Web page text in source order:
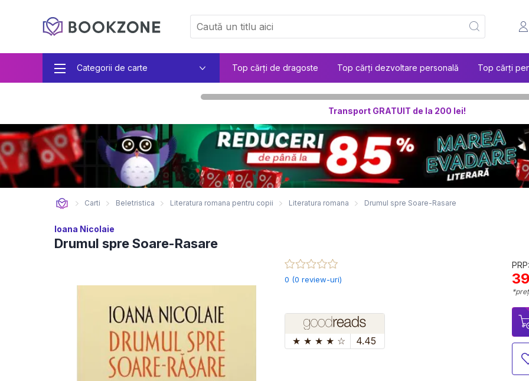
Categorii de carte Top cărți de dragoste Top cărți dezvoltare personală Top cărți
Transport GRATUIT de la 200 lei!
Carti Beletristica Literatura romana pentru copii Literatura romana Drumul spre Soare-Rasare
Ioana Nicolaie
Drumul spre Soare-Rasare
0 (0 review-uri)
★ ★ ★ ★ ☆ 4.45